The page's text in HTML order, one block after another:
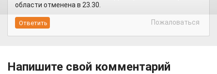
области отменена в 23.30.
Пожаловаться
Напишите свой комментарий